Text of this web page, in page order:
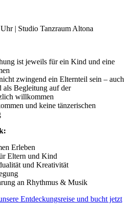
| Studio Tanzraum Altona
ist jeweils für ein Kind und eine
zwingend ein Elternteil sein – auch
als Begleitung auf der
willkommen
und keine tänzerischen
Erleben
Eltern und Kind
und Kreativität
an Rhythmus & Musik
Entdeckungsreise und bucht jetzt